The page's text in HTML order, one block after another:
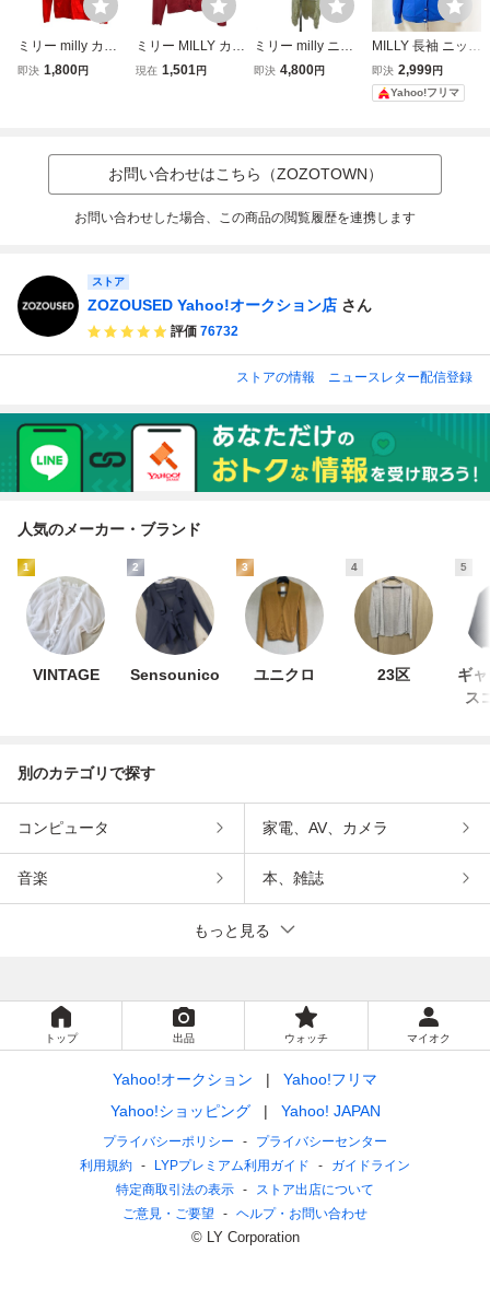
ミリー milly カー
ディガン ニット
即決 1,800円
ミリー MILLY カー
ディガン サイズP
現在 1,501円
ミリー milly ニッ
トカーディガン P
即決 4,800円
MILLY 長袖 ニット
カーディガン Vネ
ック ゴールドボタ
ン ロイヤルブルー
即決 2,999円
Yahoo!フリマ
お問い合わせはこちら（ZOZOTOWN）
お問い合わせした場合、この商品の閲覧履歴を連携します
ストア
ZOZOUSED Yahoo!オークション店 さん
評価 76732
ストアの情報 ニュースレター配信登録
人気のメーカー・ブランド
1
VINTAGE
2
Sensounico
3
ユニクロ
4
23区
5
ギ
ス
別のカテゴリで探す
コンピュータ 家電、AV、カメラ
音楽 本、雑誌
もっと見る
トップ 出品 ウォッチ マイオク
Yahoo!オークション
Yahoo!フリマ
Yahoo!ショッピング
Yahoo! JAPAN
プライバシーポリシー
プライバシーセンター
利用規約
LYPプレミアム利用ガイド
ガイドライン
特定商取引法の表示
ストア出店について
ご意見・ご要望
ヘルプ・お問い合わせ
© LY Corporation